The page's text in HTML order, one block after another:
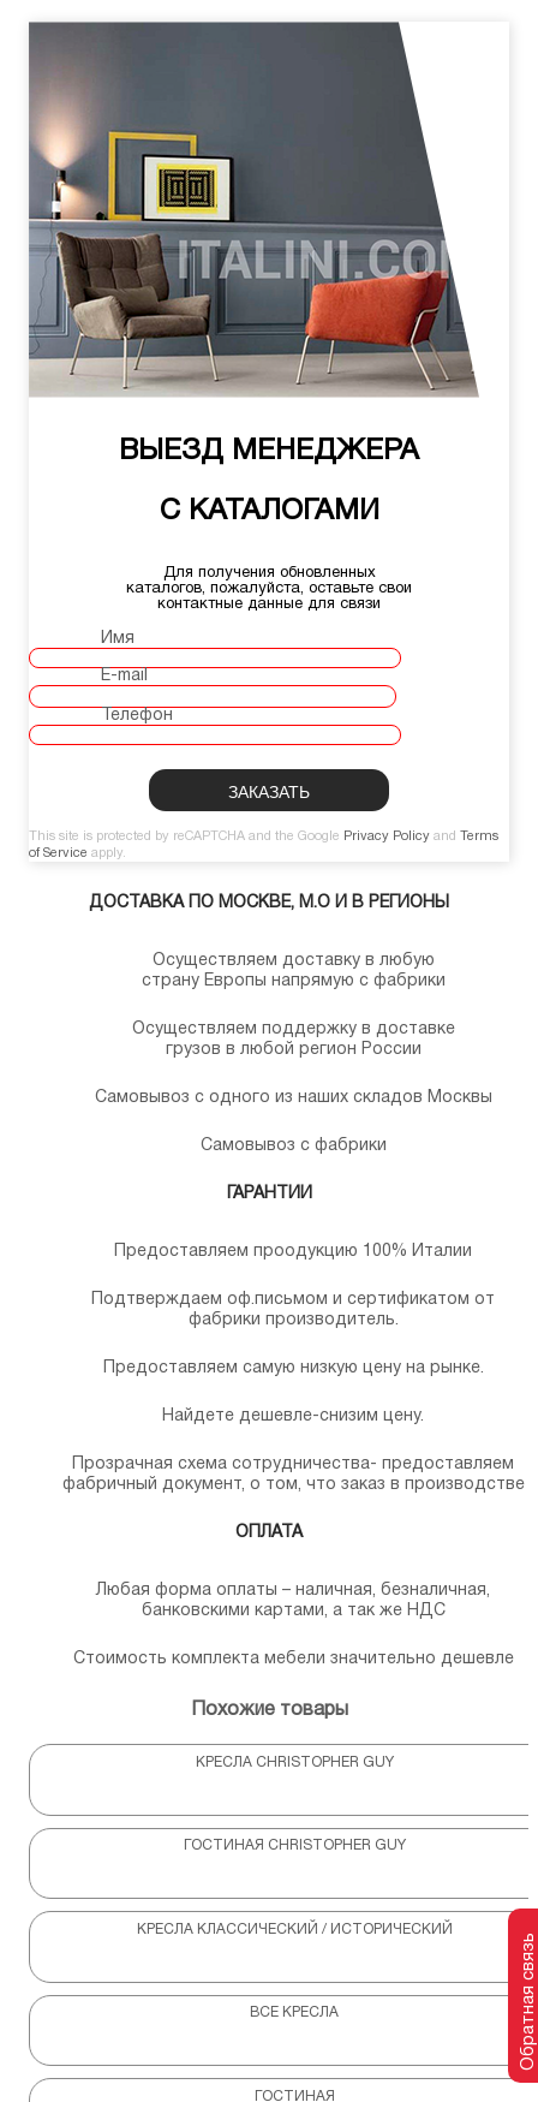
ВЫЕЗД МЕНЕДЖЕРА
С КАТАЛОГАМИ
Для получения обновленных
каталогов, пожалуйста, оставьте свои
контактные данные для связи
Имя
E-mail
Телефон
This site is protected by reCAPTCHA and the Google Privacy Policy and
Terms
of Service apply.
ДОСТАВКА ПО МОСКВЕ, М.О И В РЕГИОНЫ
Осуществляем доставку в любую
страну Европы напрямую с фабрики
Осуществляем поддержку в доставке
грузов в любой регион России
Самовывоз с одного из наших складов Москвы
Самовывоз с фабрики
ГАРАНТИИ
Предоставляем проодукцию 100% Италии
Подтверждаем оф.письмом и сертификатом от
фабрики производитель.
Предоставляем самую низкую цену на рынке.
Найдете дешевле-снизим цену.
Прозрачная схема сотрудничества- предоставляем
фабричный документ, о том, что заказ в производстве
ОПЛАТА
Любая форма оплаты – наличная, безналичная,
банковскими картами, а так же НДС
Стоимость комплекта мебели значительно дешевле
Похожие товары
КРЕСЛА CHRISTOPHER GUY
ГОСТИНАЯ CHRISTOPHER GUY
КРЕСЛА КЛАССИЧЕСКИЙ / ИСТОРИЧЕСКИЙ
ВСЕ КРЕСЛА
ГОСТИНАЯ
Обратная связь